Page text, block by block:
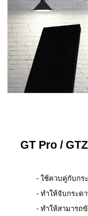
GT Pro /
- ใช้ควบคู่กับกร
- ทำให้จับกระด
- ทำให้สามารถ